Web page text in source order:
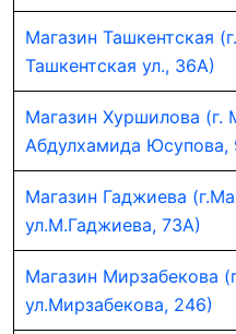
Магазин Ташкентская
Ташкентская ул., 36А)
Магазин Хуршилова (г.
Абдулхамида Юсупова,
Магазин Гаджиева
ул.М.Гаджиева, 73А)
Магазин Мирзабекова
ул.Мирзабекова, 246)